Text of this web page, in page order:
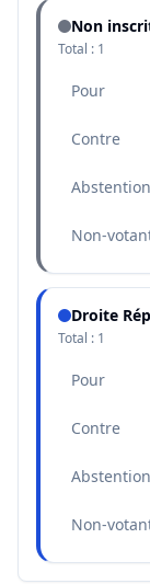
Non
Total : 1
Pour
Contre
Abstention
Non-
Droite
Total : 1
Pour
Contre
Abstention
Non-